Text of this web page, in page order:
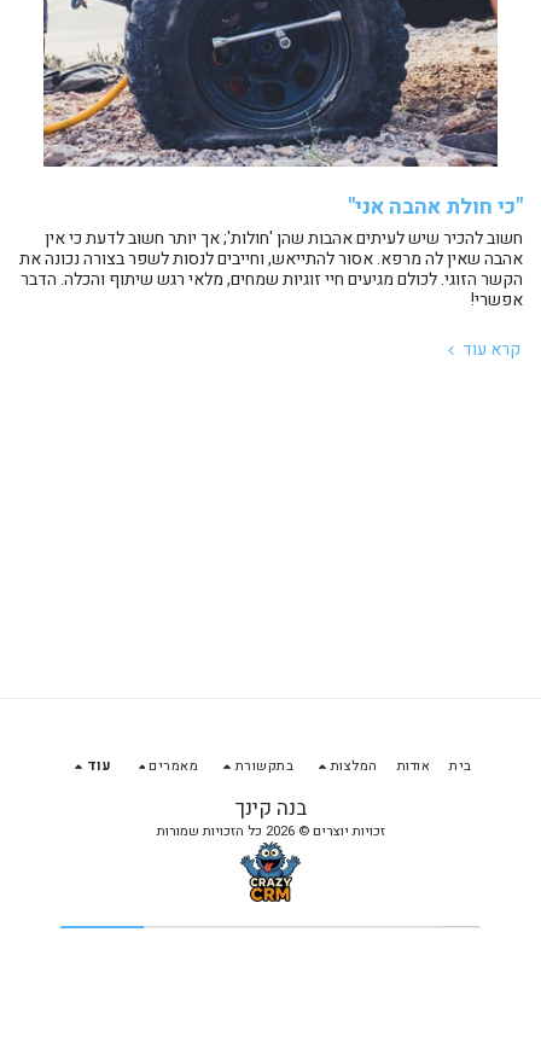
"כי חולת אהבה אני"
חשוב להכיר שיש לעיתים אהבות שהן 'חולות'; אך יותר חשוב לדעת כי אין
אהבה שאין לה מרפא. אסור להתייאש, וחייבים לנסות לשפר בצורה נכונה את
הקשר הזוגי. לכולם מגיעים חיי זוגיות שמחים, מלאי רגש שיתוף והכלה. הדבר
אפשרי!
קרא עוד
בנה קינך
זכויות יוצרים © 2026 כל הזכויות שמורות
בית אודות המלצות בתקשורת מאמרים עוד